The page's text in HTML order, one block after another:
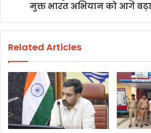
मुक्त भारत अभियान को आगे
Related Articles